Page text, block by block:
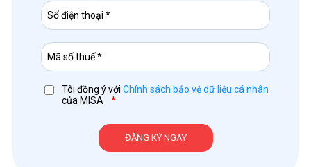
Tôi đồng ý với Chính sách bảo vệ dữ liệu cá nhân
của MISA
*